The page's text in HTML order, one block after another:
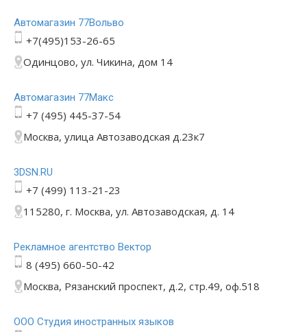
Автомагазин 77Вольво
+7(495)153-26-65
Одинцово, ул. Чикина, дом 14
Автомагазин 77Макс
+7 (495) 445-37-54
Москва, улица Автозаводская д.23к7
3DSN.RU
+7 (499) 113-21-23
115280, г. Москва, ул. Автозаводская, д. 14
Рекламное агентство Вектор
8 (495) 660-50-42
Москва, Рязанский проспект, д.2, стр.49, оф.518
ООО Студия иностранных языков